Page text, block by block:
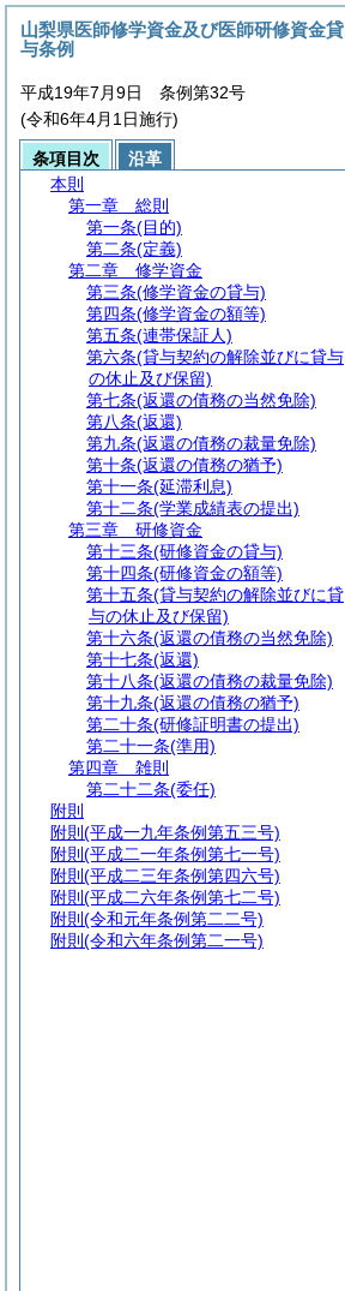
山梨県医師修学資金及び医師研修資金貸
与条例
平成19年7月9日 条例第32号
(令和6年4月1日施行)
条項目次
沿革
本則
第一章
総則
第一条(目的)
第二条(定義)
第二章
修学資金
第三条(修学資金の貸与)
第四条(修学資金の額等)
第五条(連帯保証人)
第六条(貸与契約の解除並びに貸与
の休止及び保留)
第七条(返還の債務の当然免除)
第八条(返還)
第九条(返還の債務の裁量免除)
第十条(返還の債務の猶予)
第十一条(延滞利息)
第十二条(学業成績表の提出)
第三章
研修資金
第十三条(研修資金の貸与)
第十四条(研修資金の額等)
第十五条(貸与契約の解除並びに貸
与の休止及び保留)
第十六条(返還の債務の当然免除)
第十七条(返還)
第十八条(返還の債務の裁量免除)
第十九条(返還の債務の猶予)
第二十条(研修証明書の提出)
第二十一条(準用)
第四章
雑則
第二十二条(委任)
附則
附則 (平成一九年条例第五三号)
附則 (平成二一年条例第七一号)
附則 (平成二三年条例第四六号)
附則 (平成二六年条例第七二号)
附則 (令和元年条例第二二号)
附則 (令和六年条例第二一号)